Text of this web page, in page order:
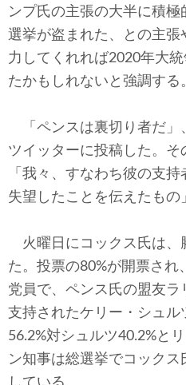
ンプ氏の主張の大半に積
選挙が盗まれた、との主張
力してくれれば2020年大
たかもしれないと強調する
「ペンスは裏切り者だ」
ツイッターに投稿した。そ
「我々、すなわち彼の支
失望したことを伝えたもの
火曜日にコックス氏は、
た。投票の80%が開票され
党員で、ペンス氏の盟友ラ
支持されたケリー・シュル
56.2%対シュルツ40.2%と
ン知事は総選挙でコックス